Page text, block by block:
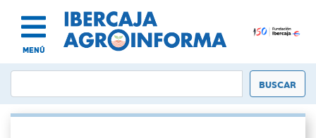
MENÚ